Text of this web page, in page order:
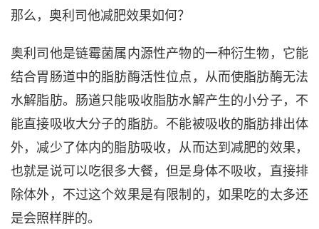
那么，奥利司他减肥效果如何？
奥利司他是链霉菌属内源性产物的一种衍生物，它能
结合胃肠道中的脂肪酶活性位点，从而使脂肪酶无法
水解脂肪。肠道只能吸收脂肪水解产生的小分子，不
能直接吸收大分子的脂肪。不能被吸收的脂肪排出体
外，减少了体内的脂肪吸收，从而达到减肥的效果，
也就是说可以吃很多大餐，但是身体不吸收，直接排
除体外，不过这个效果是有限制的，如果吃的太多还
是会照样胖的。